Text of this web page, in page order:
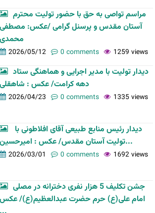
مراسم تواصی به حق با حضور تولیت محترم
آستان مقدس و پرسنل گرامی /عکس: مصطفی
محمدی
2026/05/12 0 comments 1259 views
دیدار تولیت با مدیر اجرایی و هماهنگی ستاد
دهه کرامت/ عکس : شاهقلی
2026/04/23 0 comments 1335 views
تولیت آستان مقدس/ عکس : امیرحسین...
2026/03/01 0 comments 1692 views
جشن تکلیف 5 هزار نفری دخترانه در مصلی
امام علی(ع) حرم حضرت عبدالعظیم(ع)/ عکس